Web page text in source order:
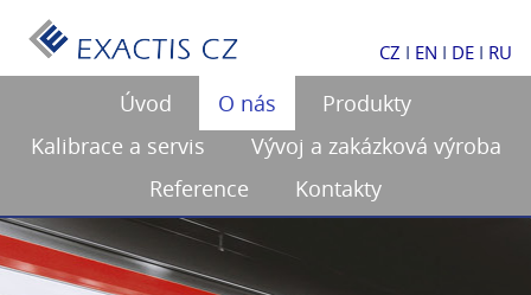
CZ I EN I DE I RU
Úvod O nás
Produkty
Kalibrace a servis
Vývoj a zakázková výroba
Reference
Kontakty